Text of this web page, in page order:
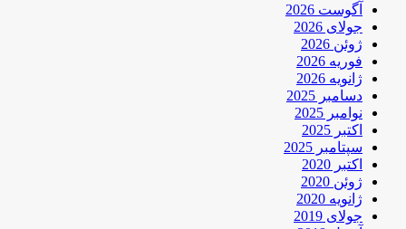
آگوست 2026
جولای 2026
ژوئن 2026
فوریه 2026
ژانویه 2026
دسامبر 2025
نوامبر 2025
اکتبر 2025
سپتامبر 2025
اکتبر 2020
ژوئن 2020
ژانویه 2020
جولای 2019